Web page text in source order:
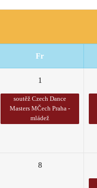
Fr
1
soutěž Czech Dance
Masters MČech Praha -
mládež
8